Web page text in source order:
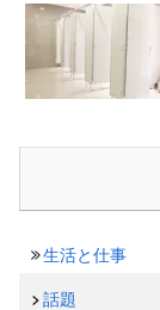
生活と仕事
話題